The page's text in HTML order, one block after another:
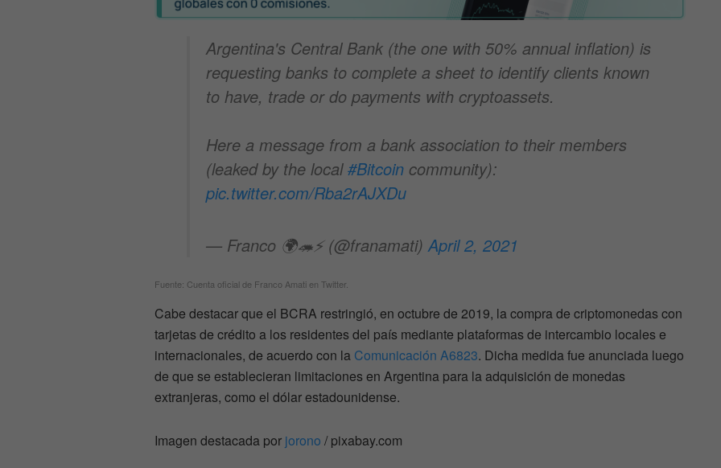
Argentina's Central Bank (the one with 50% annual inflation) is
requesting banks to complete a sheet to identify clients known
to have, trade or do payments with cryptoassets.
Here a message from a bank association to their members
(leaked by the local#Bitcoin community):
pic.twitter.com/Rba2rAJXDu
— Franco 🌍🦔⚡ (@franamati) April 2, 2021
Fuente: Cuenta oficial de Franco Amati en Twitter.
Cabe destacar que el BCRA restringió, en octubre de 2019, la compra de criptomonedas con
tarjetas de crédito a los residentes del país mediante plataformas de intercambio locales e
internacionales, de acuerdo con la Comunicación A6823. Dicha medida fue anunciada luego
de que se establecieran limitaciones en Argentina para la adquisición de monedas
extranjeras, como el dólar estadounidense.
Imagen destacada por jorono / pixabay.com